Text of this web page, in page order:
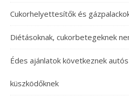
Cukorhelyettesítők és
Diétásoknak, cukorbetegeknek
Édes ajánlatok következnek
küszködőknek